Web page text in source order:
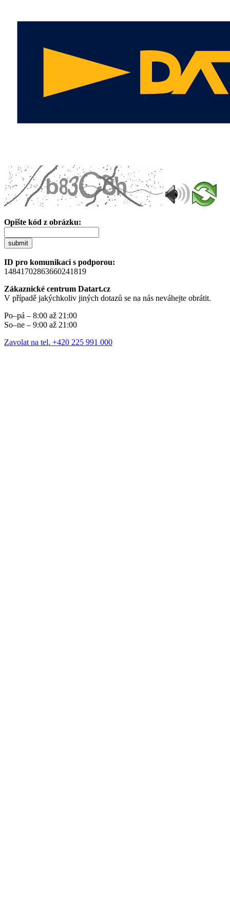
Opište kód z obrázku:
submit
ID pro komunikaci s podporou:
14841702863660241819
Zákaznické centrum Datart.cz
V případě jakýchkoliv jiných dotazů se na nás neváhejte obrátit.
Po–pá – 8:00 až 21:00
So–ne – 9:00 až 21:00
Zavolat na tel. +420 225 991 000